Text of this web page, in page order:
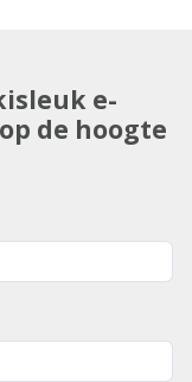
e-
de hoogte